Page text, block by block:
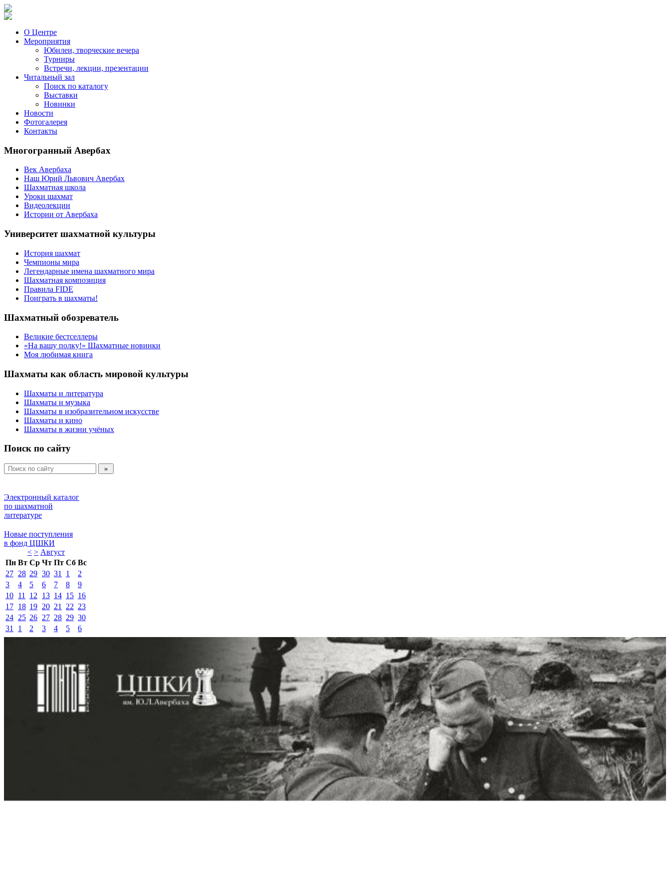
О Центре
Мероприятия
Юбилеи, творческие вечера
Турниры
Встречи, лекции, презентации
Читальный зал
Поиск по каталогу
Выставки
Новинки
Новости
Фотогалерея
Контакты
Многогранный Авербах
Век Авербаха
Наш Юрий Львович Авербах
Шахматная школа
Уроки шахмат
Видеолекции
Истории от Авербаха
Университет шахматной культуры
История шахмат
Чемпионы мира
Легендарные имена шахматного мира
Шахматная композиция
Правила FIDE
Поиграть в шахматы!
Шахматный обозреватель
Великие бестселлеры
«На вашу полку!» Шахматные новинки
Моя любимая книга
Шахматы как область мировой культуры
Шахматы и литература
Шахматы и музыка
Шахматы в изобразительном искусстве
Шахматы и кино
Шахматы в жизни учёных
Поиск по сайту
Электронный каталог
по шахматной
литературе
Новые поступления
в фонд ЦШКИ
< > Август
Пн Вт Ср Чт Пт Сб Вс
27 28 29 30 31 1
2
3
4 5 6 7 8
9
10 11 12 13 14 15 16
17 18 19 20 21 22 23
24 25 26 27 28 29 30
31
1 2 3 4 5 6